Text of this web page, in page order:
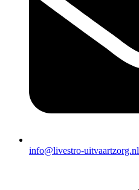
info@livestro-uitvaartzorg.nl